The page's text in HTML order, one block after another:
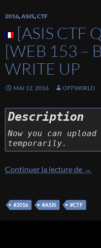
2016,ASIS,CTF
[ASIS CTF
[WEB 153 –
WRITE UP
MAI 12, 2016 OFFW0RLD
Description
Now you can
temporarily.
Continuer la lecture de →
#2016 #ASIS #CTF